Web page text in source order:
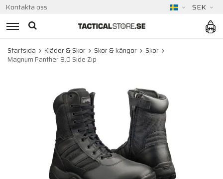
Kontakta oss SEK
Startsida Kläder & Skor Skor & kängor
Skor
Magnum Panther 8.0 Side Zip